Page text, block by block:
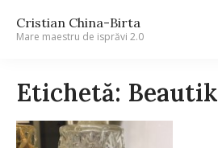
Cristian China-Birta
Mare maestru de isprăvi 2.0
Etichetă: Beautik